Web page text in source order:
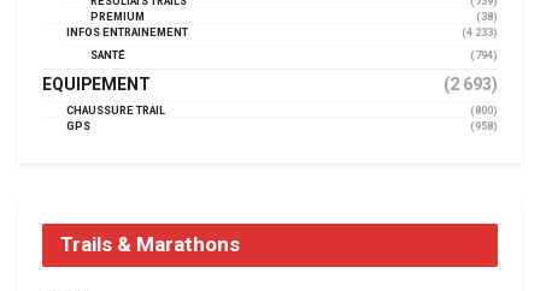
PREMIUM
(38)
INFOS ENTRAINEMENT
(4 233)
SANTÉ
(794)
EQUIPEMENT (2 693)
CHAUSSURE TRAIL
(800)
GPS
(958)
Trails & Marathons